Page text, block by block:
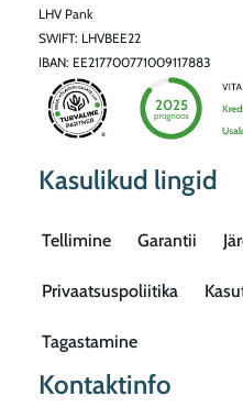
LHV Pank
SWIFT: LHVBEE22
IBAN: EE217700771009117883
Kasulikud lingid
Tellimine Garantii
Privaatsuspoliitika
Tagastamine
Kontaktinfo